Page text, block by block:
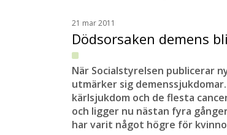
21 mar 2011
Dödsorsaken demens
När Socialstyrelsen publicerar
utmärker sig
kärlsjukdom och de flesta
och ligger nu nästan fyra
har varit något högre för